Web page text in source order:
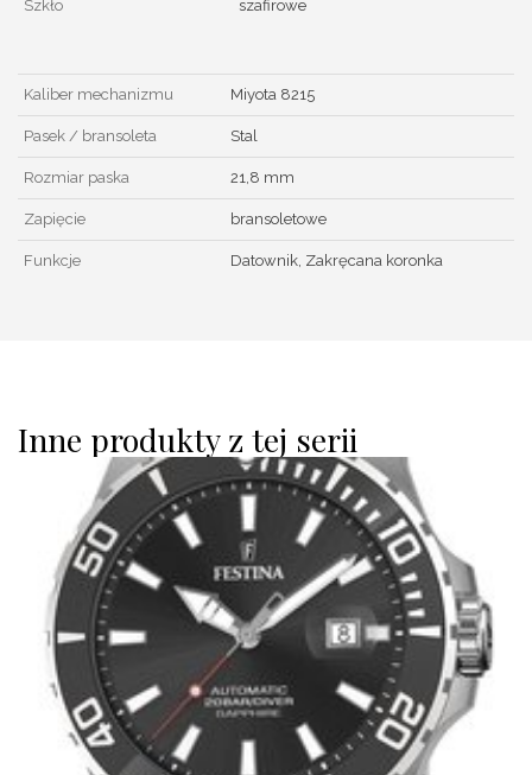
Szkło szafirowe
Kaliber mechanizmu Miyota 8215
Pasek / bransoleta Stal
Rozmiar paska 21,8 mm
Zapięcie bransoletowe
Funkcje Datownik, Zakręcana koronka
Inne produkty z tej serii